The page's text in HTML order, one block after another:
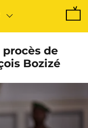
de
Bozizé